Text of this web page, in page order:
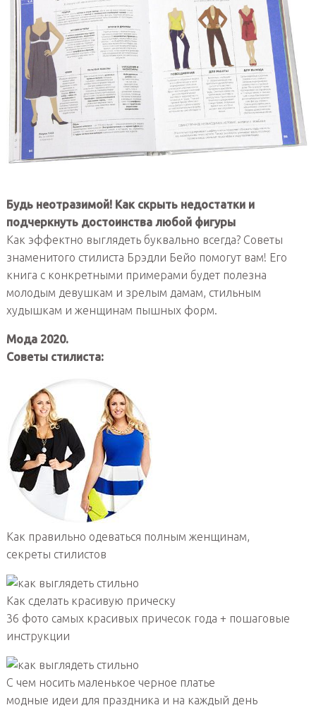
Будь неотразимой! Как скрыть недостатки и
подчеркнуть достоинства любой фигуры
Как эффектно выглядеть буквально всегда? Советы
знаменитого стилиста Брэдли Бейо помогут вам! Его
книга с конкретными примерами будет полезна
молодым девушкам и зрелым дамам, стильным
худышкам и женщинам пышных форм.
Мода 2020.
Советы стилиста:
Как правильно одеваться полным женщинам,
секреты стилистов
Как сделать красивую прическу
36 фото самых красивых причесок года + пошаговые
инструкции
С чем носить маленькое черное платье
модные идеи для праздника и на каждый день